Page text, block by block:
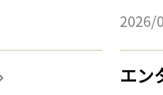
2026/
エン